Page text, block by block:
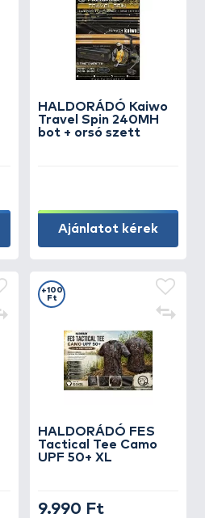
HALDORÁDÓ Kaiwo
Travel Spin 240MH
bot + orsó szett
Ajánlatot kérek
HALDORÁDÓ FES
Tactical Tee Camo
UPF 50+ XL
+100
Ft
9.990 Ft